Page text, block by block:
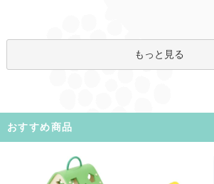
もっと見る
おすすめ商品